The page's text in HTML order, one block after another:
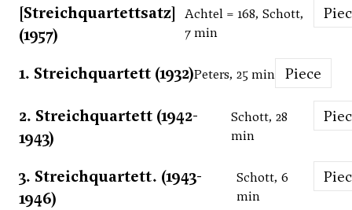
[Streichquartettsatz]
(1957)
Achtel = 168, Schott,
7 min
1. Streichquartett (1932)Peters, 25 min Piece
2. Streichquartett (1942-
1943)
Schott, 28
min
3. Streichquartett. (1943-
1946)
Schott, 6
min